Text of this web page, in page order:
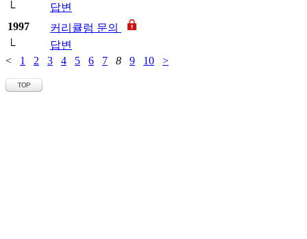
└
답변
1997
커리큘럼 문의
└
답변
<
1 2 3 4 5 6 7 8 9 10 >